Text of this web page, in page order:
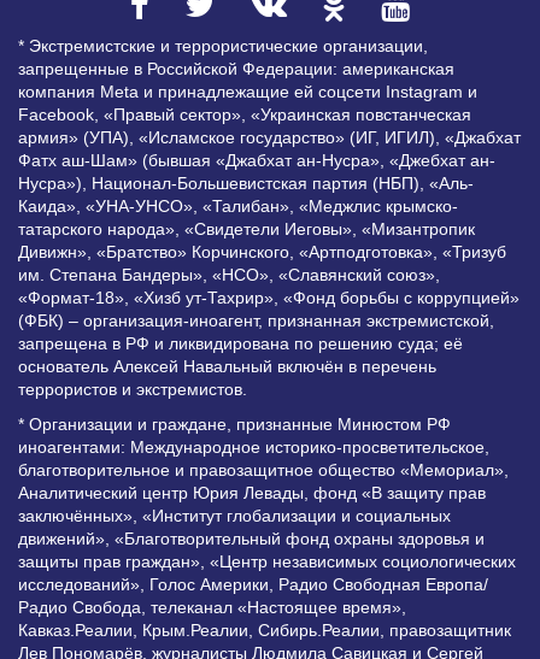
* Экстремистские и террористические организации,
запрещенные в Российской Федерации: американская
компания Meta и принадлежащие ей соцсети Instagram и
Facebook, «Правый сектор», «Украинская повстанческая
армия» (УПА), «Исламское государство» (ИГ, ИГИЛ), «Джабхат
Фатх аш-Шам» (бывшая «Джабхат ан-Нусра», «Джебхат ан-
Нусра»), Национал-Большевистская партия (НБП), «Аль-
Каида», «УНА-УНСО», «Талибан», «Меджлис крымско-
татарского народа», «Свидетели Иеговы», «Мизантропик
Дивижн», «Братство» Корчинского, «Артподготовка», «Тризуб
им. Степана Бандеры», «НСО», «Славянский союз»,
«Формат-18», «Хизб ут-Тахрир», «Фонд борьбы с коррупцией»
(ФБК) – организация-иноагент, признанная экстремистской,
запрещена в РФ и ликвидирована по решению суда; её
основатель Алексей Навальный включён в перечень
террористов и экстремистов.
* Организации и граждане, признанные Минюстом РФ
иноагентами: Международное историко-просветительское,
благотворительное и правозащитное общество «Мемориал»,
Аналитический центр Юрия Левады, фонд «В защиту прав
заключённых», «Институт глобализации и социальных
движений», «Благотворительный фонд охраны здоровья и
защиты прав граждан», «Центр независимых социологических
исследований», Голос Америки, Радио Свободная Европа/
Радио Свобода, телеканал «Настоящее время»,
Кавказ.Реалии, Крым.Реалии, Сибирь.Реалии, правозащитник
Лев Пономарёв, журналисты Людмила Савицкая и Сергей